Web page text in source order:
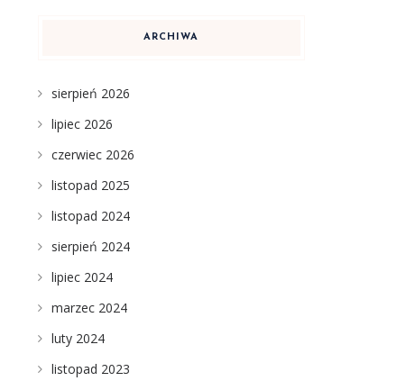
ARCHIWA
sierpień 2026
lipiec 2026
czerwiec 2026
listopad 2025
listopad 2024
sierpień 2024
lipiec 2024
marzec 2024
luty 2024
listopad 2023